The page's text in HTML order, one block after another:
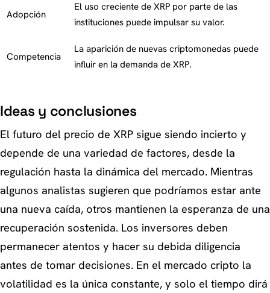
Adopción
El uso creciente de XRP por parte de las
instituciones puede impulsar su valor.
Competencia
La aparición de nuevas criptomonedas puede
influir en la demanda de XRP.
Ideas y conclusiones
El futuro del precio de XRP sigue siendo incierto y
depende de una variedad de factores, desde la
regulación hasta la dinámica del mercado. Mientras
algunos analistas sugieren que podríamos estar ante
una nueva caída, otros mantienen la esperanza de una
recuperación sostenida. Los inversores deben
permanecer atentos y hacer su debida diligencia
antes de tomar decisiones. En el mercado cripto la
volatilidad es la única constante, y solo el tiempo dirá